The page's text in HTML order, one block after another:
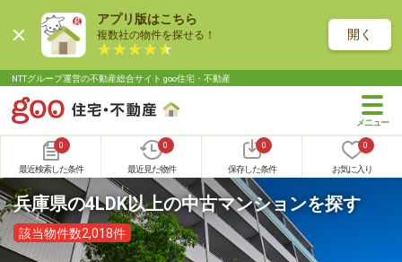
アプリ版はこちら
複数社の物件を探せる！ 開く
NTTグループ運営の不動産総合サイト goo住宅・不動産
0
最近検索した条件
0
最近見た物件
0
保存した条件
0
お気に入り
兵庫県の4LDK以上の中古マンションを探す
該当物件数2,018件